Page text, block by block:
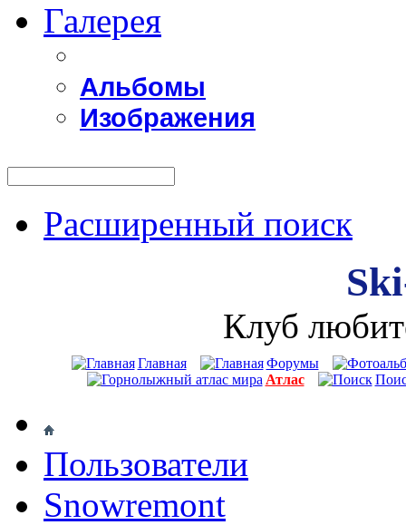
Галерея
Альбомы
Изображения
Расширенный поиск
Клуб
Главная
Форумы
Атлас
Пользователи
Snowremont